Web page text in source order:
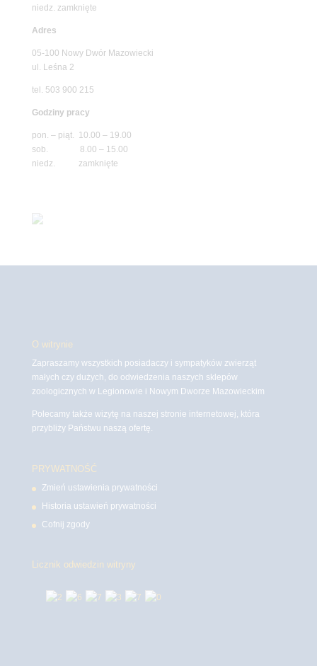
niedz. zamknięte
Adres
05-100 Nowy Dwór Mazowiecki
ul. Leśna 2
tel. 503 900 215
Godziny pracy
pon. – piąt. 10.00 – 19.00
sob. 8.00 – 15.00
niedz. zamknięte
O witrynie
Zapraszamy wszystkich posiadaczy i sympatyków zwierząt
małych czy dużych, do odwiedzenia naszych sklepów
zoologicznych w Legionowie i Nowym Dworze Mazowieckim
Polecamy także wizytę na naszej stronie internetowej, która
przybliży Państwu naszą ofertę.
PRYWATNOŚĆ
Zmień ustawienia prywatności
Historia ustawień prywatności
Cofnij zgody
Licznik odwiedzin witryny